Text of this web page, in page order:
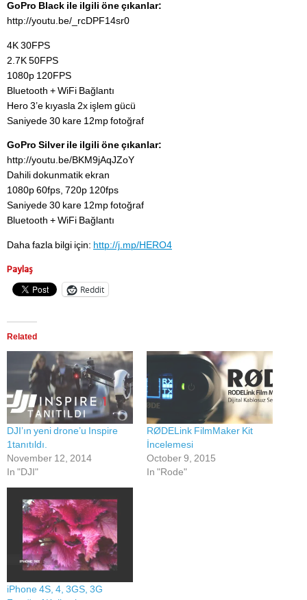
GoPro Black ile ilgili öne çıkanlar:
http://youtu.be/_rcDPF14sr0
4K 30FPS
2.7K 50FPS
1080p 120FPS
Bluetooth + WiFi Bağlantı
Hero 3’e kıyasla 2x işlem gücü
Saniyede 30 kare 12mp fotoğraf
GoPro Silver ile ilgili öne çıkanlar:
http://youtu.be/BKM9jAqJZoY
Dahili dokunmatik ekran
1080p 60fps, 720p 120fps
Saniyede 30 kare 12mp fotoğraf
Bluetooth + WiFi Bağlantı
Daha fazla bilgi için: http://j.mp/HERO4
Paylaş
Reddit
Related
DJI’ın yeni drone’u Inspire
1tanıtıldı.
November 12, 2014
In "DJI"
RØDELink FilmMaker Kit
İncelemesi
October 9, 2015
In "Rode"
iPhone 4S, 4, 3GS, 3G